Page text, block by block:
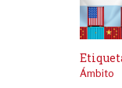
Ámbito